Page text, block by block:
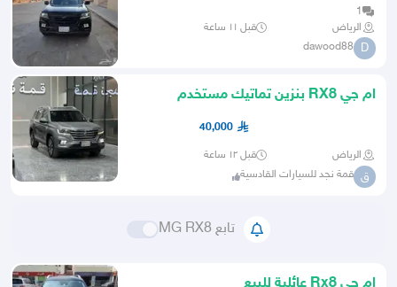
1
الرياض
قبل ١١ ساعة
D
dawood88
ام جي RX8 بنزين تماتيك مستخدم
40,000
الرياض قبل ١٢ ساعة
ق قمة نجد للسيارات القادسية
تابع MG RX8